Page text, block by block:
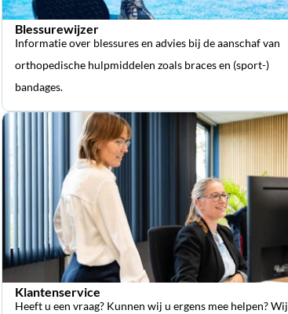
Blessurewijzer
Informatie over blessures en advies bij de aanschaf van
orthopedische hulpmiddelen zoals braces en (sport-)
bandages.
Klantenservice
Heeft u een vraag? Kunnen wij u ergens mee helpen? Wij